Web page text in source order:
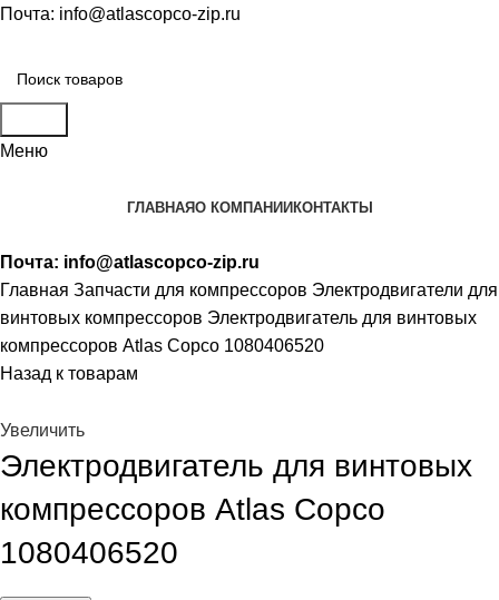
Почта: info@atlascopco-zip.ru
Меню
ГЛАВНАЯО КОМПАНИИ КОНТАКТЫ
Почта: info@atlascopco-zip.ru
Главная Запчасти для компрессоров Электродвигатели для
винтовых компрессоров Электродвигатель для винтовых
компрессоров Atlas Copco 1080406520
Назад к товарам
Увеличить
Электродвигатель для винтовых
компрессоров Atlas Copco
1080406520